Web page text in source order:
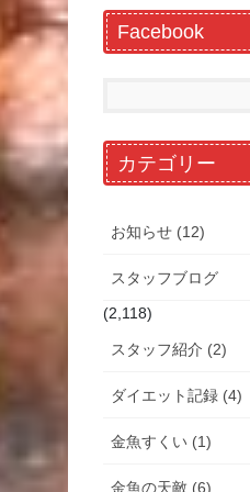
Facebook
カテゴリー
お知らせ (12)
スタッフブログ
(2,118)
スタッフ紹介 (2)
ダイエット記録 (4)
金魚すくい (1)
金魚の天敵 (6)